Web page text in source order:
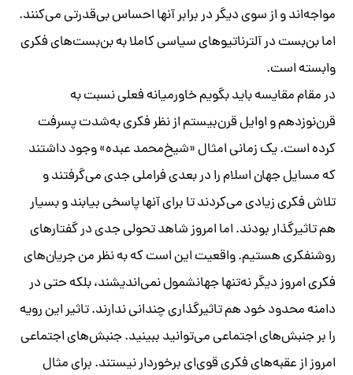
مواجه‌اند و از سوی دیگر در برابر آنها احساس بی‌قدرتی می‌کنند.
اما بن‌بست در آلترناتیوهای سیاسی کاملا به بن‌بست‌های فکری
وابسته است.
در مقام مقایسه باید بگویم خاورمیانه فعلی نسبت به
قرن‌نوزدهم و اوایل قرن‌بیستم از نظر فکری به‌شدت پسرفت
کرده است. یک زمانی امثال «شیخ‌محمد عبده» وجود داشتند
که مسایل جهان اسلام را در بعدی فراملی جدی می‌گرفتند و
تلاش فکری زیادی می‌کردند تا برای آنها پاسخی بیابند و بسیار
هم تاثیرگذار بودند. اما امروز شاهد تحولی جدی در گفتارهای
روشنفکری هستیم. واقعیت این است که به نظر من جریان‌های
فکری امروز دیگر نه‌تنها جهانشمول نمی‌اندیشند، بلکه حتی در
دامنه محدود خود هم تاثیرگذاری چندانی ندارند. تاثیر این رویه
را بر جنبش‌های اجتماعی می‌توانید ببینید. جنبش‌های اجتماعی
امروز از عقبه‌های فکری قوی‌ای برخوردار نیستند. برای مثال